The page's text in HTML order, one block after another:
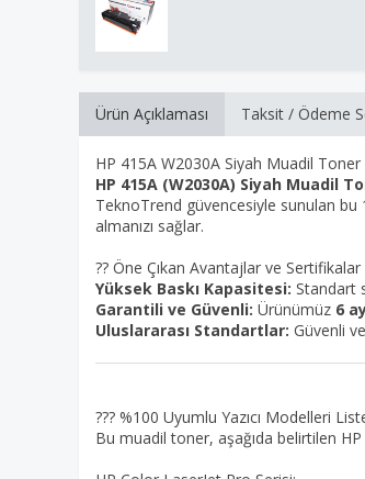
Ürün Açıklaması Taksit / Ödeme
HP 415A W2030A Siyah Muadil
HP 415A (W2030A) Siyah Muadil
TeknoTrend güvencesiyle sunulan bu
almanızı sağlar.
?? Öne Çıkan Avantajlar ve Sertifikalar
Yüksek Baskı Kapasitesi: Standart
Garantili ve Güvenli: Ürünümüz 6
Uluslararası Standartlar: Güvenli
??? %100 Uyumlu Yazıcı Modelleri
Bu muadil toner, aşağıda belirtilen